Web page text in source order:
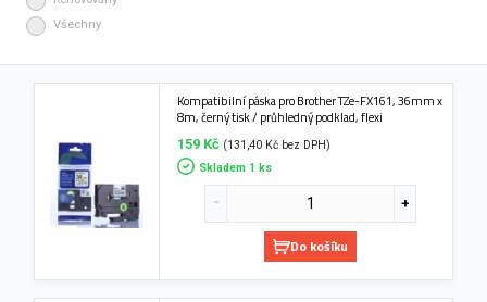
Všechny
Kompatibilní páska pro Brother TZe-FX161, 36mm x
8m, černý tisk / průhledný podklad, flexi
159 Kč (131,40 Kč bez DPH)
Skladem 1 ks
Do košíku